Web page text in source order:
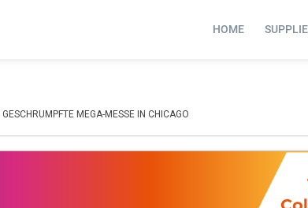
HOME
MEGA-MESSE IN CHICAGO